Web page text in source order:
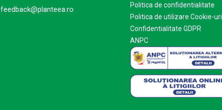
feedback@planteea.ro
Politica de confidentialitate
Politica de utilizare Cookie-uri
Confidentialitate GDPR
ANPC